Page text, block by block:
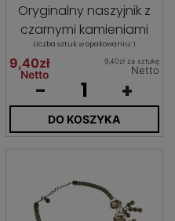
Oryginalny naszyjnik z
czarnymi kamieniami
Liczba sztuk w opakowaniu: 1
9,40zł
Netto
9,40zł za sztukę
Netto
- +
DO KOSZYKA